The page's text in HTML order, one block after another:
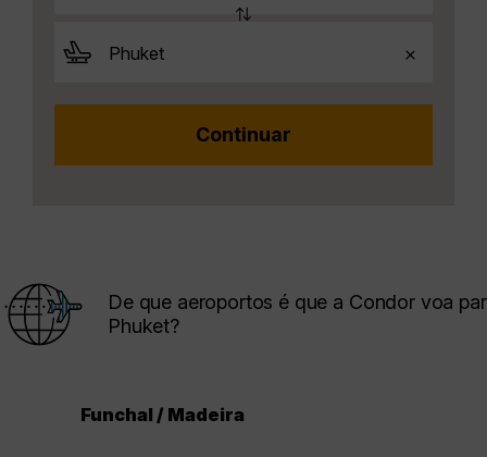
De que aeroportos é que a Condor voa
Phuket?
Funchal / Madeira